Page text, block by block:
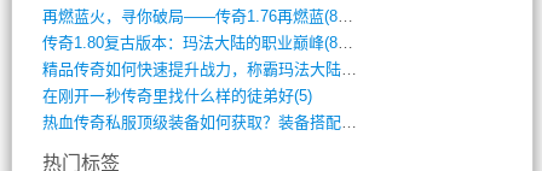
再燃蓝火，寻你破局——传奇1.76再燃蓝(893)
传奇1.80复古版本：玛法大陆的职业巅峰(873)
精品传奇如何快速提升战力，称霸玛法大陆？(392)
在刚开一秒传奇里找什么样的徒弟好(5)
热血传奇私服顶级装备如何获取？装备搭配与(688)
热门标签